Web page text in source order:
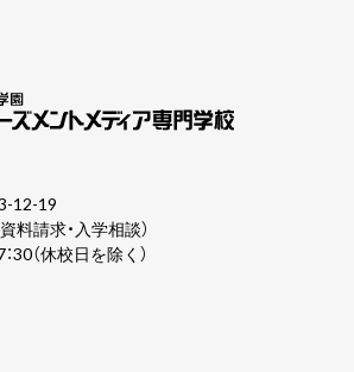
12-19
資料請求・入学相談）
（休校日を除く）